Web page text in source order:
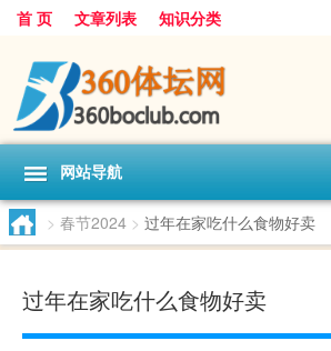
首 页 文章列表 知识分类
网站导航
> 春节2024 > 过年在家吃什么食物好卖
过年在家吃什么食物好卖